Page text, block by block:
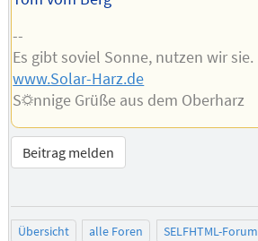
--
Es gibt soviel Sonne, nutzen wir sie.
www.Solar-Harz.de
S☼nnige Grüße aus dem Oberharz
Beitrag melden
Übersicht alle Foren SELFHTML-Forum